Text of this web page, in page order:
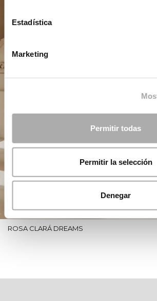
Estadística
Marketing
Permitir todas
Permitir la selección
Denegar
ROSA CLARÁ DREAMS